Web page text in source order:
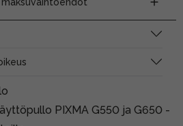
PIXMA G550 ja G650 -